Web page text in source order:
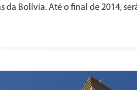
da Bolívia. Até o final de 2014,